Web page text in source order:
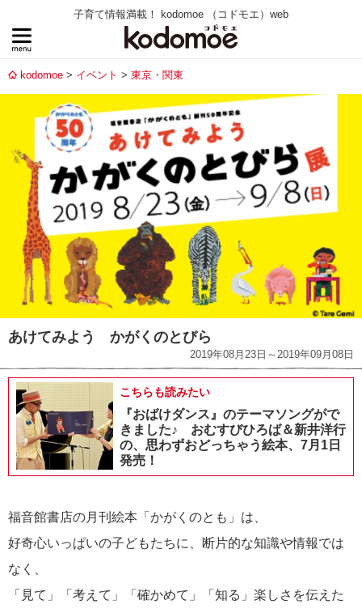
子育て情報満載！ kodomoe （コドモエ）web
kodomoe イベント 東京・関東
あけてみよう かがくのとびら
2019年08月23日～2019年09月08日
こちらも読みたい
『おばけダンス』のテーマソングがで
きました♪ おむすびひろば＆新井洋行
の、思わずおどっちゃう絵本、7月1日
発売！
福音館書店の月刊絵本「かがくのとも」は、
好奇心いっぱいの子どもたちに、断片的な知識や情報では
なく、
「見て」「考えて」「確かめて」「知る」楽しさを伝えた